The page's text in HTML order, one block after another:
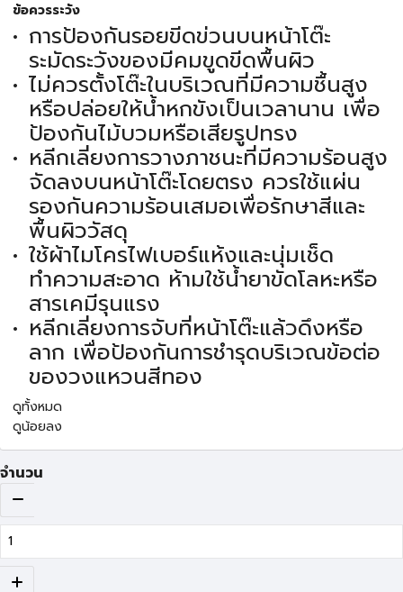
ข้อควรระวัง
การป้องกันรอยขีดข่วนบนหน้าโต๊ะ
ระมัดระวังของมีคมขูดขีดพื้นผิว
ไม่ควรตั้งโต๊ะในบริเวณที่มีความชื้นสูง
หรือปล่อยให้น้ำหกขังเป็นเวลานาน เพื่อ
ป้องกันไม้บวมหรือเสียรูปทรง
หลีกเลี่ยงการวางภาชนะที่มีความร้อนสูง
จัดลงบนหน้าโต๊ะโดยตรง ควรใช้แผ่น
รองกันความร้อนเสมอเพื่อรักษาสีและ
พื้นผิววัสดุ
ใช้ผ้าไมโครไฟเบอร์แห้งและนุ่มเช็ด
ทำความสะอาด ห้ามใช้น้ำยาขัดโลหะหรือ
สารเคมีรุนแรง
หลีกเลี่ยงการจับที่หน้าโต๊ะแล้วดึงหรือ
ลาก เพื่อป้องกันการชำรุดบริเวณข้อต่อ
ของวงแหวนสีทอง
ดูทั้งหมด
ดูน้อยลง
จำนวน